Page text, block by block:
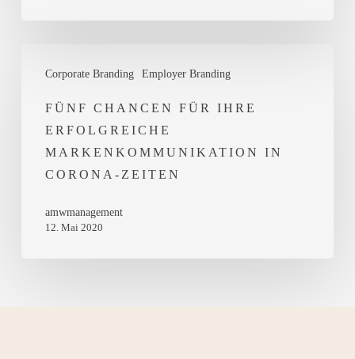
Corporate Branding Employer Branding
Chancen
erfolgreiche
Markenkommunikation
Corona-
FÜNF CHANCEN FÜR IHRE
ERFOLGREICHE
MARKENKOMMUNIKATION IN
CORONA-ZEITEN
amwmanagement
12. Mai 2020